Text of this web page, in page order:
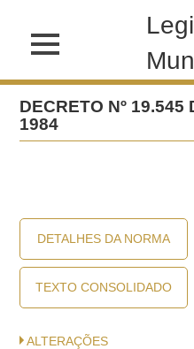
DECRETO Nº 19.545
1984
DETALHES DA NORMA
TEXTO CONSOLIDADO
ALTERAÇÕES